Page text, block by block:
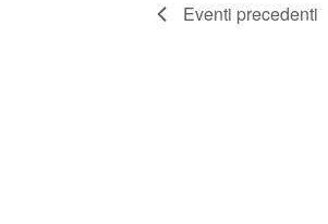
Eventi precedenti